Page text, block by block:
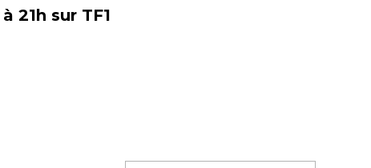
21h sur TF1